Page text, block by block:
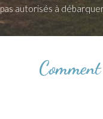
pas autorisés à débarquer